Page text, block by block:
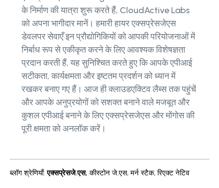
के निर्माण की यात्रा शुरू करते हैं, CloudActive Labs
को अपना भागीदार मानें। हमारी हायर एक्सप्रेसजेएस
डेवलपर सेवाएँ इन प्रौद्योगिकियों को आपकी परियोजनाओं में
निर्बाध रूप से एकीकृत करने के लिए आवश्यक विशेषज्ञता
प्रदान करती हैं, यह सुनिश्चित करते हुए कि आपके एपीआई
सटीकता, कार्यक्षमता और इष्टतम प्रदर्शन को ध्यान में
रखकर बनाए गए हैं। आज ही क्लाउडएक्टिव लैब्स तक पहुंचें
और आपके अनुप्रयोगों को सशक्त बनाने वाले मजबूत और
कुशल एपीआई बनाने के लिए एक्सप्रेसजेएस और मोंगोस की
पूरी क्षमता को अनलॉक करें।
ब्लॉग श्रेणियाँ: एक्सप्रेसजे.एस, कीस्टोन जे.एस,मर्न स्टैक,रिएक्ट नेटिव